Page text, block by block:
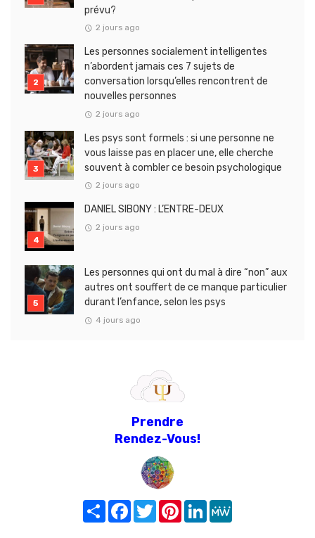
prévu?
2 jours ago
Les personnes socialement intelligentes
n’abordent jamais ces 7 sujets de
conversation lorsqu’elles rencontrent de
nouvelles personnes
2 jours ago
Les psys sont formels : si une personne ne
vous laisse pas en placer une, elle cherche
souvent à combler ce besoin psychologique
2 jours ago
DANIEL SIBONY : L’ENTRE-DEUX
2 jours ago
Les personnes qui ont du mal à dire “non” aux
autres ont souffert de ce manque particulier
durant l’enfance, selon les psys
4 jours ago
Prendre
Rendez-Vous!
Share FacebookTwitterPinterest
LinkedIn